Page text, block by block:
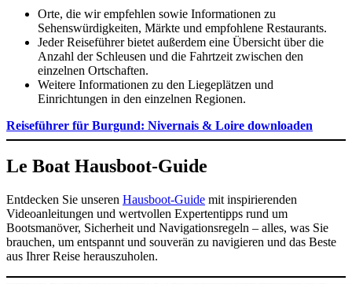
Orte, die wir empfehlen sowie Informationen zu
Sehenswürdigkeiten, Märkte und empfohlene Restaurants.
Jeder Reiseführer bietet außerdem eine Übersicht über die
Anzahl der Schleusen und die Fahrtzeit zwischen den
einzelnen Ortschaften.
Weitere Informationen zu den Liegeplätzen und
Einrichtungen in den einzelnen Regionen.
Reiseführer für Burgund: Nivernais & Loire downloaden
Le Boat Hausboot-Guide
Entdecken Sie unseren Hausboot-Guide mit inspirierenden
Videoanleitungen und wertvollen Expertentipps rund um
Bootsmanöver, Sicherheit und Navigationsregeln – alles, was Sie
brauchen, um entspannt und souverän zu navigieren und das Beste
aus Ihrer Reise herauszuholen.